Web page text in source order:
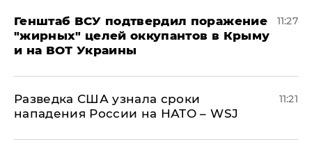
Генштаб ВСУ подтвердил поражение
"жирных" целей оккупантов в Крыму
и на ВОТ Украины
11:27
Разведка США узнала сроки
нападения России на НАТО – WSJ
11:21